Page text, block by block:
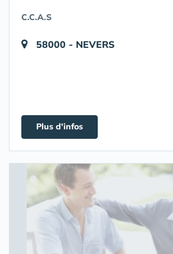
C.C.A.S
58000 - NEVERS
Plus d'infos